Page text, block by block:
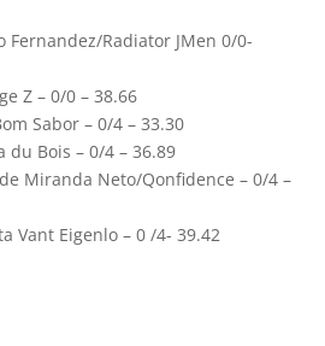
Fernandez/Radiator JMen 0/0-
Z – 0/0 – 38.66
Sabor – 0/4 – 33.30
du Bois – 0/4 – 36.89
Miranda Neto/Qonfidence – 0/4 –
Vant Eigenlo – 0 /4- 39.42